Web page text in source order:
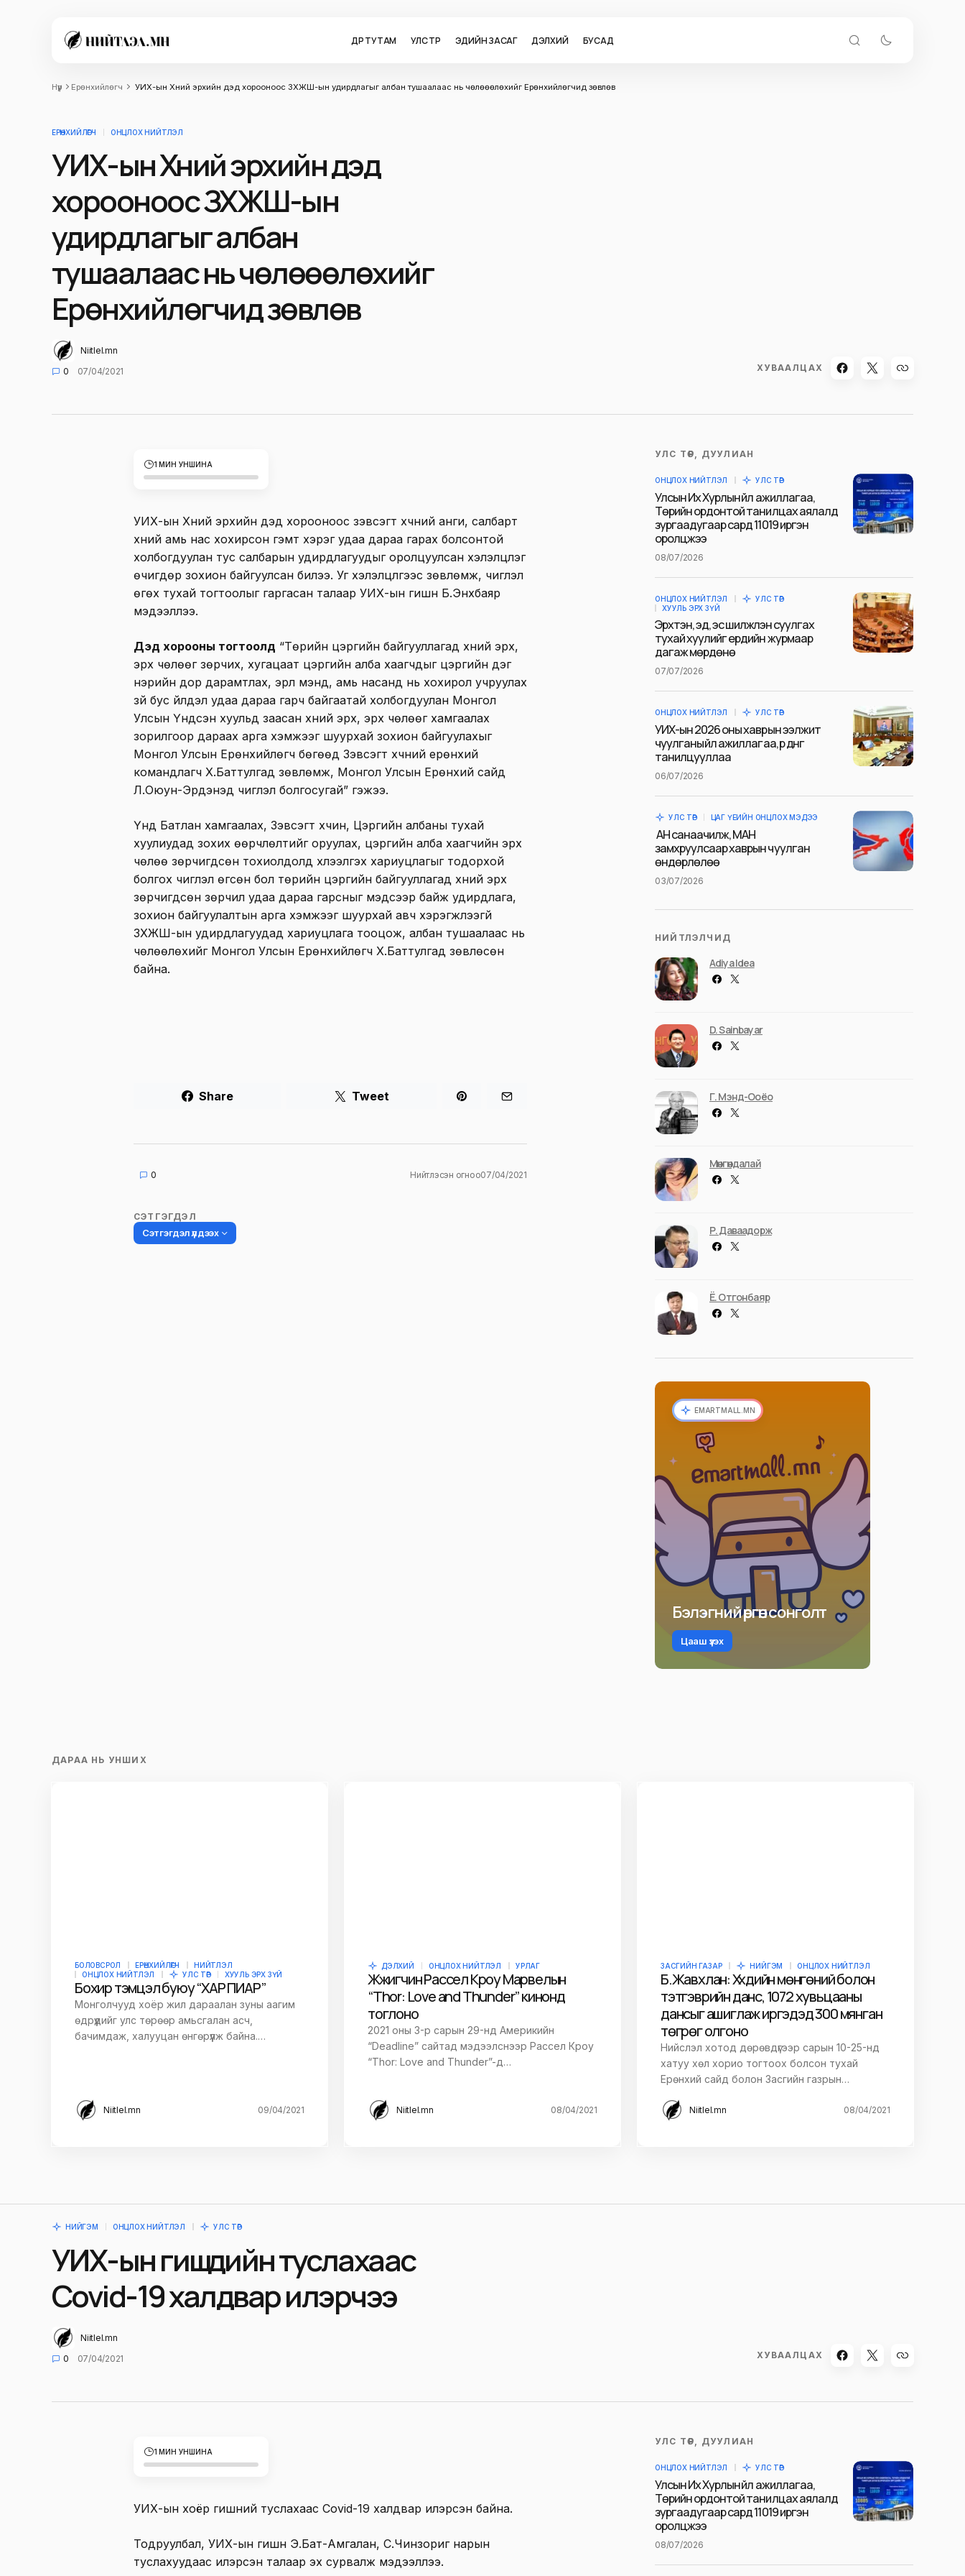
ӨДӨР ТУТАМ УЛС ТӨР ЭДИЙН ЗАСАГ ДЭЛХИЙ БУСАД
Нүүр Ерөнхийлөгч УИХ-ын Хүний эрхийн дэд хорооноос ЗХЖШ-ын удирдлагыг албан тушаалаас нь чөлөөөлөхийг Ерөнхийлөгчид зөвлөв
ЕРӨНХИЙЛӨГЧ ОНЦЛОХ НИЙТЛЭЛ
УИХ-ын Хүний эрхийн дэд
хорооноос ЗХЖШ-ын
удирдлагыг албан
тушаалаас нь чөлөөөлөхийг
Ерөнхийлөгчид зөвлөв
Niitlel.mn
0
07/04/2021 ХУВААЛЦАХ
1 МИН УНШИНА
УИХ-ын Хүний эрхийн дэд хорооноос зэвсэгт хүчний анги, салбарт
хүний амь нас хохирсон гэмт хэрэг удаа дараа гарах болсонтой
холбогдуулан тус салбарын удирдлагуудыг оролцуулсан хэлэлцүүлэг
өчигдөр зохион байгуулсан билээ. Уг хэлэлцүүлгээс зөвлөмж, чиглэл
өгөх тухай тогтоолыг гаргасан талаар УИХ-ын гишүүн Б.Энхбаяр
мэдээллээ.
Дэд хорооны тогтоолд “Төрийн цэргийн байгууллагад хүний эрх,
эрх чөлөөг зөрчих, хугацаат цэргийн алба хаагчдыг цэргийн дэг
нэрийн дор дарамтлах, эрүүл мэнд, амь насанд нь хохирол учруулах
зүй бус үйлдэл удаа дараа гарч байгаатай холбогдуулан Монгол
Улсын Үндсэн хуульд заасан хүний эрх, эрх чөлөөг хамгаалах
зорилгоор дараах арга хэмжээг шуурхай зохион байгуулахыг
Монгол Улсын Ерөнхийлөгч бөгөөд Зэвсэгт хүчний ерөнхий
командлагч Х.Баттулгад зөвлөмж, Монгол Улсын Ерөнхий сайд
Л.Оюун-Эрдэнэд чиглэл болгосугай” гэжээ.
Үүнд Батлан хамгаалах, Зэвсэгт хүчин, Цэргийн албаны тухай
хуулиудад зохих өөрчлөлтийг оруулах, цэргийн алба хаагчийн эрх
чөлөө зөрчигдсөн тохиолдолд хүлээлгэх хариуцлагыг тодорхой
болгох чиглэл өгсөн бол төрийн цэргийн байгууллагад хүний эрх
зөрчигдсөн зөрчил удаа дараа гарсныг мэдсээр байж удирдлага,
зохион байгуулалтын арга хэмжээг шуурхай авч хэрэгжүүлээгүй
ЗХЖШ-ын удирдлагуудад хариуцлага тооцож, албан тушаалаас нь
чөлөөлөхийг Монгол Улсын Ерөнхийлөгч Х.Баттулгад зөвлөсөн
байна.
Share Tweet
0 Нийтлэсэн огноо07/04/2021
СЭТГЭГДЭЛ
Сэтгэгдэл үлдээх
УЛС ТӨР, ДУУЛИАН
ОНЦЛОХ НИЙТЛЭЛ УЛС ТӨР
Улсын Их Хурлын үйл ажиллагаа,
Төрийн ордонтой танилцах аялалд
зургаадугаар сард 11019 иргэн
оролцжээ
08/07/2026
ОНЦЛОХ НИЙТЛЭЛ
УЛС ТӨР
ХУУЛЬ ЭРХ ЗҮЙ
Эрхтэн, эд, эс шилжүүлэн суулгах
тухай хуулийг ердийн журмаар
дагаж мөрдөнө
07/07/2026
ОНЦЛОХ НИЙТЛЭЛ УЛС ТӨР
УИХ-ын 2026 оны хаврын ээлжит
чуулганы үйл ажиллагаа, үр дүнг
танилцууллаа
06/07/2026
УЛС ТӨР ЦАГ ҮЕИЙН ОНЦЛОХ МЭДЭЭ
АН санаачилж, МАН
замхруулсаар хаврын чуулган
өндөрлөлөө
03/07/2026
НИЙТЛЭЛЧИД
Adiya Idea
D. Sainbayar
Г. Мэнд-Ооёо
Мөнгөндалай
Р. Даваадорж
Ё. Отгонбаяр
EMARTMALL.MN
Бэлэгний өргөн сонголт
Цааш үзэх
ДАРАА НЬ УНШИХ
БОЛОВСРОЛ ЕРӨНХИЙЛӨГЧ
НИЙТЛЭЛ
ОНЦЛОХ НИЙТЛЭЛ
УЛС ТӨР ХУУЛЬ ЭРХ ЗҮЙ
Бохир тэмцэл буюу “ХАР ПИАР”
Монголчууд хоёр жил дараалан зуны аагим
өдрүүдийг улс төрөөр амьсгалан асч,
бачимдаж, халууцан өнгөрүүлж байна.…
Niitlel.mn 09/04/2021
ДЭЛХИЙ ОНЦЛОХ НИЙТЛЭЛ УРЛАГ
Жүжигчин Рассел Кроу Марвелын
“Thor: Love and Thunder” кинонд
тоглоно
2021 оны 3-р сарын 29-нд Америкийн
“Deadline” сайтад мэдээлснээр Рассел Кроу
“Thor: Love and Thunder”-д…
Niitlel.mn 08/04/2021
ЗАСГИЙН ГАЗАР НИЙГЭМ ОНЦЛОХ НИЙТЛЭЛ
Б.Жавхлан: Хүүхдийн мөнгөний болон
тэтгэврийн данс, 1072 хувьцааны
дансыг ашиглаж иргэдэд 300 мянган
төгрөг олгоно
Нийслэл хотод дөрөвдүгээр сарын 10-25-нд
хатуу хөл хорио тогтоох болсон тухай
Ерөнхий сайд болон Засгийн газрын…
Niitlel.mn 08/04/2021
НИЙГЭМ ОНЦЛОХ НИЙТЛЭЛ УЛС ТӨР
УИХ-ын гишүүдийн туслахаас
Covid-19 халдвар илэрчээ
Niitlel.mn
0
07/04/2021 ХУВААЛЦАХ
1 МИН УНШИНА
УИХ-ын хоёр гишүүний туслахаас Covid-19 халдвар илэрсэн байна.
Тодруулбал, УИХ-ын гишүүн Э.Бат-Амгалан, С.Чинзориг нарын
туслахуудаас илэрсэн талаар эх сурвалж мэдээллээ.
УЛС ТӨР, ДУУЛИАН
ОНЦЛОХ НИЙТЛЭЛ УЛС ТӨР
Улсын Их Хурлын үйл ажиллагаа,
Төрийн ордонтой танилцах аялалд
зургаадугаар сард 11019 иргэн
оролцжээ
08/07/2026